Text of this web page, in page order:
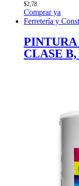
$2,78
Comprar ya
Ferretería y
CLASE